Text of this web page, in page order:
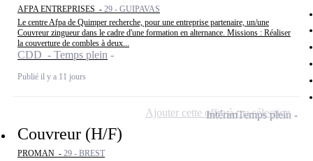
AFPA ENTREPRISES - 29 - GUIPAVAS
Le centre Afpa de Quimper recherche, pour une entreprise partenaire, un/une
Couvreur zingueur dans le cadre d'une formation en alternance. Missions : Réaliser
la couverture de combles à deux...
CDD - Temps plein
Publié il y a 11 jours
Couvreur (H/F)
PROMAN - 29 - BREST
IntérimTemps plein
Ajouter cette offre à ma sélection